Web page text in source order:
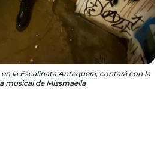
la Escalinata Antequera, contará con la
musical de Missmaella